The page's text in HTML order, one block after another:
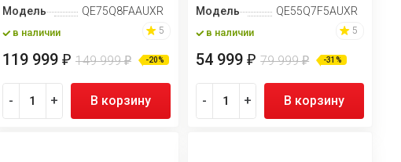
Модель
QE75Q8FAAUXRU
в наличии 5
119 999₽ 149 999₽ -20%
- + В корзину
Модель
QE55Q7F5AUXRU
в наличии 5
54 999₽ 79 999₽ -31%
- + В корзину